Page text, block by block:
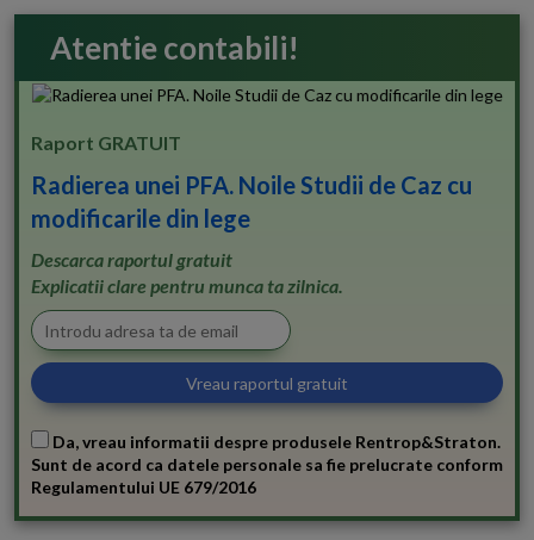
Atentie contabili!
Raport GRATUIT
Radierea unei PFA. Noile Studii de Caz cu
modificarile din lege
Descarca raportul gratuit
Explicatii clare pentru munca ta zilnica.
Da, vreau informatii despre produsele Rentrop&Straton.
Sunt de acord ca datele personale sa fie prelucrate conform
Regulamentului UE 679/2016